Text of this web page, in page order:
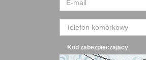
Kod zabezpieczający